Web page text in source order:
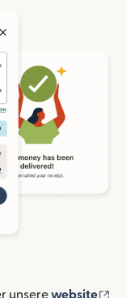
unserewebsite